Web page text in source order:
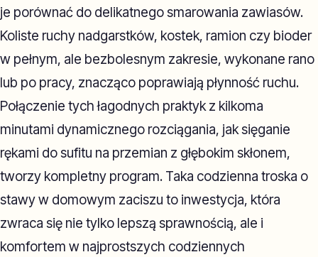
je porównać do delikatnego smarowania zawiasów.
Koliste ruchy nadgarstków, kostek, ramion czy bioder
w pełnym, ale bezbolesnym zakresie, wykonane rano
lub po pracy, znacząco poprawiają płynność ruchu.
Połączenie tych łagodnych praktyk z kilkoma
minutami dynamicznego rozciągania, jak sięganie
rękami do sufitu na przemian z głębokim skłonem,
tworzy kompletny program. Taka codzienna troska o
stawy w domowym zaciszu to inwestycja, która
zwraca się nie tylko lepszą sprawnością, ale i
komfortem w najprostszych codziennych